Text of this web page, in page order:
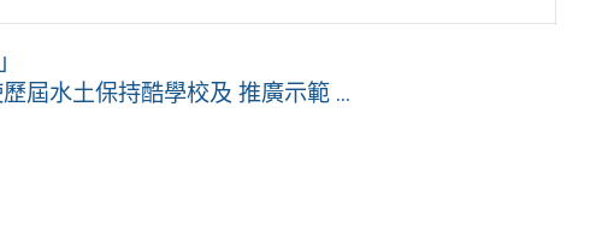
屆水土保持酷學校及 推廣示範 ...